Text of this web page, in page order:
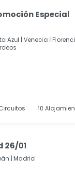
Especial
Azul | Venecia |
10
26/01
| Madrid